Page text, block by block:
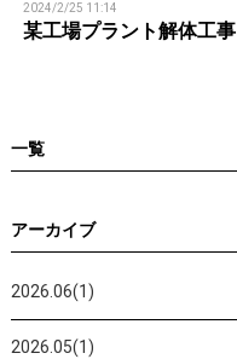
2024/2/25 11:14
某工場プラント解体工事
一覧
アーカイブ
2026.06(1)
2026.05(1)